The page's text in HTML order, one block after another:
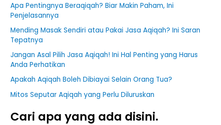
Apa Pentingnya Beraqiqah? Biar Makin Paham, Ini
Penjelasannya
Mending Masak Sendiri atau Pakai Jasa Aqiqah? Ini Saran
Tepatnya
Jangan Asal Pilih Jasa Aqiqah! Ini Hal Penting yang Harus
Anda Perhatikan
Apakah Aqiqah Boleh Dibiayai Selain Orang Tua?
Mitos Seputar Aqiqah yang Perlu Diluruskan
Cari apa yang ada disini.